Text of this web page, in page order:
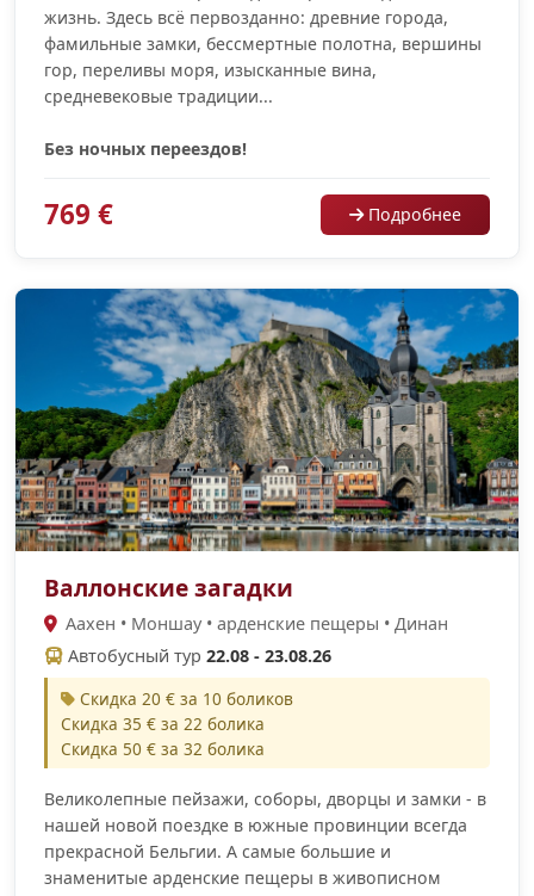
жизнь. Здесь всё первозданно: древние города,
фамильные замки, бессмертные полотна, вершины
гор, переливы моря, изысканные вина,
средневековые традиции...
Без ночных переездов!
769 € Подробнее
Валлонские загадки
Аахен • Моншау • арденские пещеры • Динан
Автобусный тур 22.08 - 23.08.26
Скидка 20 € за 10 боликов
Скидка 35 € за 22 болика
Скидка 50 € за 32 болика
Великолепные пейзажи, соборы, дворцы и замки - в
нашей новой поездке в южные провинции всегда
прекрасной Бельгии. А самые большие и
знаменитые арденские пещеры в живописном